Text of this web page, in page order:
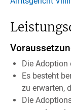
Die Adoption
Es besteht
zu erwarten,
Die